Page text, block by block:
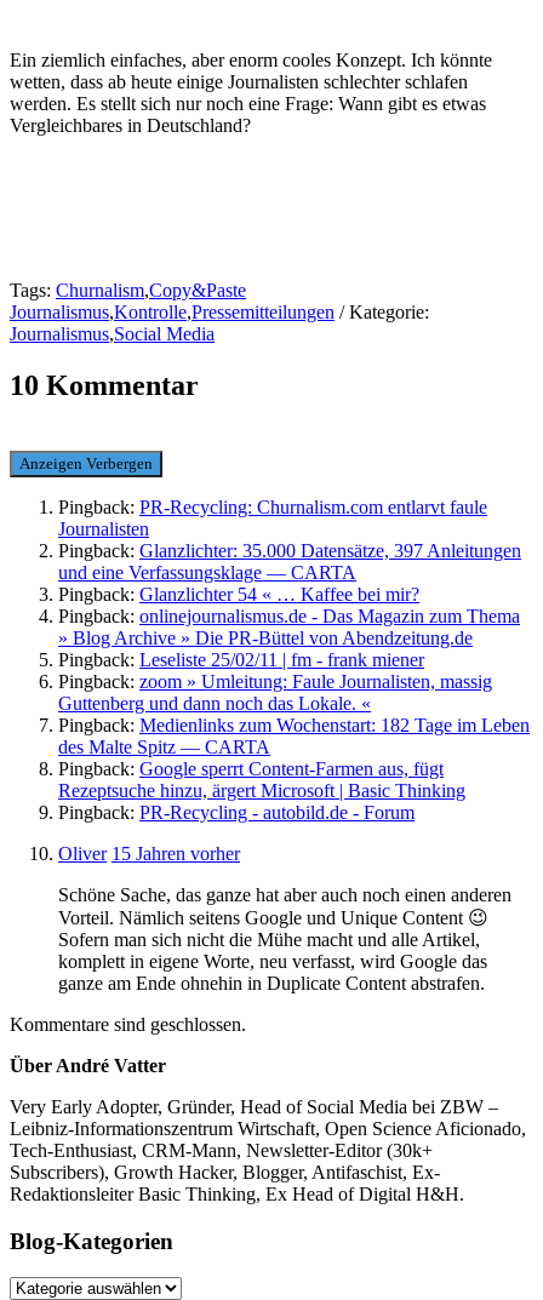
Ein ziemlich einfaches, aber enorm cooles Konzept. Ich könnte
wetten, dass ab heute einige Journalisten schlechter schlafen
werden. Es stellt sich nur noch eine Frage: Wann gibt es etwas
Vergleichbares in Deutschland?
Tags: Churnalism,Copy&Paste
Journalismus,Kontrolle,Pressemitteilungen / Kategorie:
Journalismus,Social Media
10 Kommentar
Anzeigen Verbergen
Pingback: PR-Recycling: Churnalism.com entlarvt faule
Journalisten
Pingback: Glanzlichter: 35.000 Datensätze, 397 Anleitungen
und eine Verfassungsklage — CARTA
Pingback: Glanzlichter 54 « … Kaffee bei mir?
Pingback: onlinejournalismus.de - Das Magazin zum Thema
» Blog Archive » Die PR-Büttel von Abendzeitung.de
Pingback: Leseliste 25/02/11 | fm - frank miener
Pingback: zoom » Umleitung: Faule Journalisten, massig
Guttenberg und dann noch das Lokale. «
Pingback: Medienlinks zum Wochenstart: 182 Tage im Leben
des Malte Spitz — CARTA
Pingback: Google sperrt Content-Farmen aus, fügt
Rezeptsuche hinzu, ärgert Microsoft | Basic Thinking
Pingback: PR-Recycling - autobild.de - Forum
Oliver 15 Jahren vorher
Schöne Sache, das ganze hat aber auch noch einen anderen
Vorteil. Nämlich seitens Google und Unique Content 😉
Sofern man sich nicht die Mühe macht und alle Artikel,
komplett in eigene Worte, neu verfasst, wird Google das
ganze am Ende ohnehin in Duplicate Content abstrafen.
Kommentare sind geschlossen.
Über André Vatter
Very Early Adopter, Gründer, Head of Social Media bei ZBW –
Leibniz-Informationszentrum Wirtschaft, Open Science Aficionado,
Tech-Enthusiast, CRM-Mann, Newsletter-Editor (30k+
Subscribers), Growth Hacker, Blogger, Antifaschist, Ex-
Redaktionsleiter Basic Thinking, Ex Head of Digital H&H.
Blog-Kategorien
Blog-